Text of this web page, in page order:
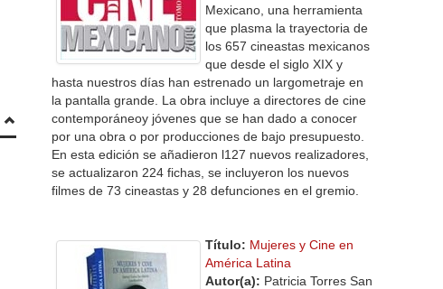
Mexicano, una herramienta
que plasma la trayectoria de
los 657 cineastas mexicanos
que desde el siglo XIX y
hasta nuestros días han estrenado un largometraje en
la pantalla grande. La obra incluye a directores de cine
contemporáneoy jóvenes que se han dado a conocer
por una obra o por producciones de bajo presupuesto.
En esta edición se añadieron l127 nuevos realizadores,
se actualizaron 224 fichas, se incluyeron los nuevos
filmes de 73 cineastas y 28 defunciones en el gremio.
Título: Mujeres y Cine en
América Latina
Autor(a): Patricia Torres San